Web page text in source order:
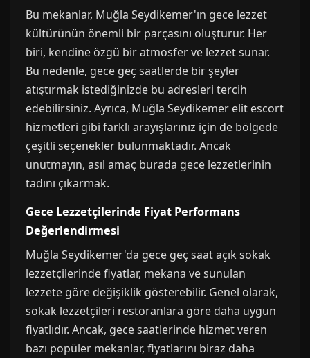
Bu mekanlar, Muğla Seydikemer'ın gece lezzet
kültürünün önemli bir parçasını oluşturur. Her
biri, kendine özgü bir atmosfer ve lezzet sunar.
Bu nedenle, gece geç saatlerde bir şeyler
atıştırmak istediğinizde bu adresleri tercih
edebilirsiniz. Ayrıca, Muğla Seydikemer elit escort
hizmetleri gibi farklı arayışlarınız için de bölgede
çeşitli seçenekler bulunmaktadır. Ancak
unutmayın, asıl amaç burada gece lezzetlerinin
tadını çıkarmak.
Gece Lezzetçilerinde Fiyat Performans
Değerlendirmesi
Muğla Seydikemer'da gece geç saat açık sokak
lezzetçilerinde fiyatlar, mekana ve sunulan
lezzete göre değişiklik gösterebilir. Genel olarak,
sokak lezzetçileri restoranlara göre daha uygun
fiyatlıdır. Ancak, gece saatlerinde hizmet veren
bazı popüler mekanlar, fiyatlarını biraz daha